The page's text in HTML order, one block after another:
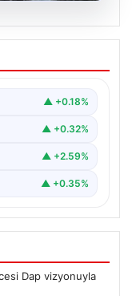
▲ +0.18%
▲ +0.32%
▲ +2.59%
▲ +0.35%
Dap vizyonuyla